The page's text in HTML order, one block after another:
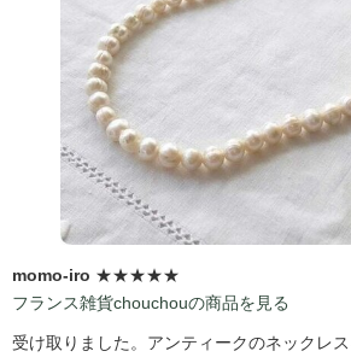
momo-iro ★★★★★
フランス雑貨chouchouの商品を見る
受け取りました。アンティークのネックレ